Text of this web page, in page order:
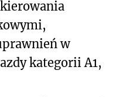
w
kategorii A1,